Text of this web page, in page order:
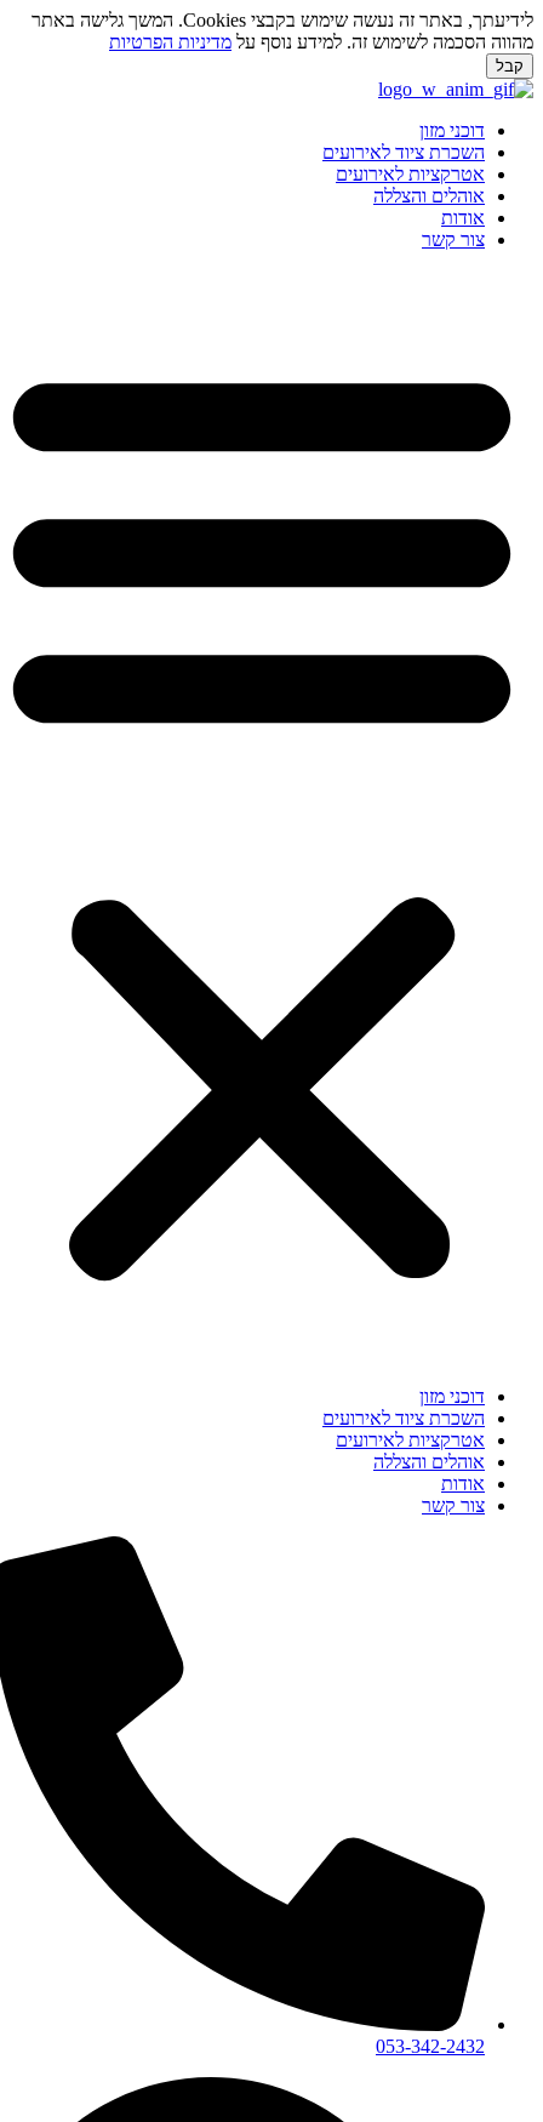
לידיעתך, באתר זה נעשה שימוש בקבצי Cookies. המשך גלישה באתר
הסכמה לשימוש זה. למידע נוסף עלמדיניות הפרטיות
קבל
דוכני מזון
השכרת ציוד לאירועים
אטרקציות לאירועים
אוהלים והצללה
אודות
צור קשר
דוכני מזון
השכרת ציוד לאירועים
אטרקציות לאירועים
אוהלים והצללה
אודות
צור קשר
053-342-2432